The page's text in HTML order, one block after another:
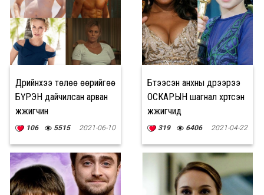
Дүрийнхээ төлөө өөрийгөө
БҮРЭН дайчилсан арван
жүжигчин
106 5515 2021-06-10
Бүтээсэн анхны дүрээрээ
ОСКАРЫН шагнал хүртсэн
жүжигчид
319 6406 2021-04-22